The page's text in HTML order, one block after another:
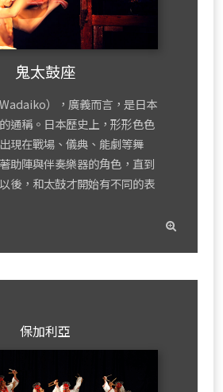
鬼太鼓座
Wadaiko），廣義而言，是日本
通稱。日本歷史上，形形色色
現在戰場、儀典、能劇等舞
助陣與伴奏樂器的角色，直到
後，和太鼓才開始有不同的表
保加利亞